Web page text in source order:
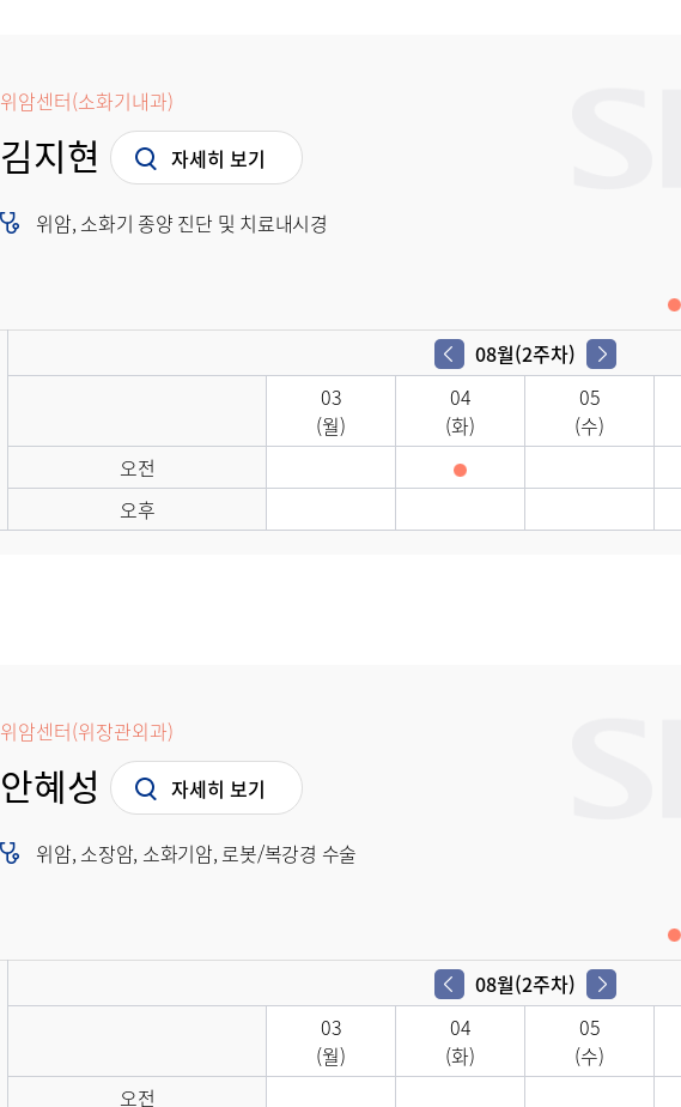
위암센터(소화기내과)
김지현 자세히 보기
위암, 소화기 종양 진단 및 치료내시경
08월(2주차)
03
(월)
04
(화)
05
(수)
오전
오후
위암센터(위장관외과)
안혜성 자세히 보기
위암, 소장암, 소화기암, 로봇/복강경 수술
08월(2주차)
03
(월)
04
(화)
05
(수)
오전